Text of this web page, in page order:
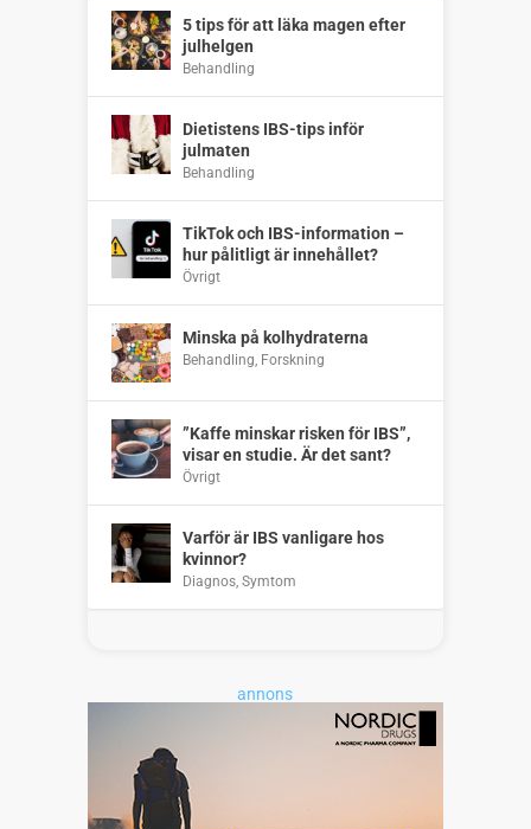
5 tips för att läka magen efter
julhelgen
Behandling
Dietistens IBS-tips inför
julmaten
Behandling
TikTok och IBS-information –
hur pålitligt är innehållet?
Övrigt
Minska på kolhydraterna
Behandling, Forskning
”Kaffe minskar risken för IBS”,
visar en studie. Är det sant?
Övrigt
Varför är IBS vanligare hos
kvinnor?
Diagnos, Symtom
annons